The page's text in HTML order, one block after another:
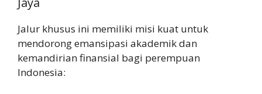
Jalur khusus ini memiliki misi kuat untuk
mendorong emansipasi akademik dan
kemandirian finansial bagi perempuan
Indonesia: